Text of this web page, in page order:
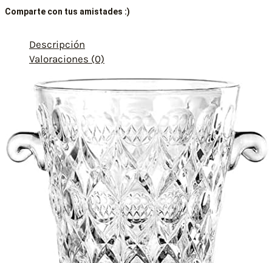
Comparte con tus amistades :)
Descripción
Valoraciones (0)